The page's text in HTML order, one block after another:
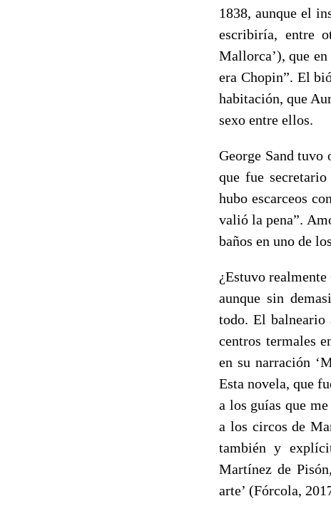
1838, aunque el
escribiría, entre
Mallorca’), que
era Chopin”. El
habitación, que
sexo entre ellos.
George Sand tuvo
que fue
hubo escarceos
valió la pena”.
baños en uno de
¿Estuvo
aunque sin
todo. El balneario
centros termales
en su narración
Esta novela, que
a los guías que
a los circos de
también y
Martínez de
arte’ (Fórcola,